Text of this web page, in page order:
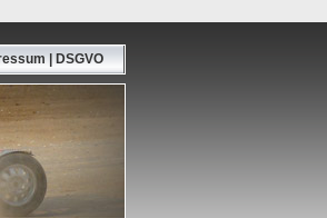
| DSGVO